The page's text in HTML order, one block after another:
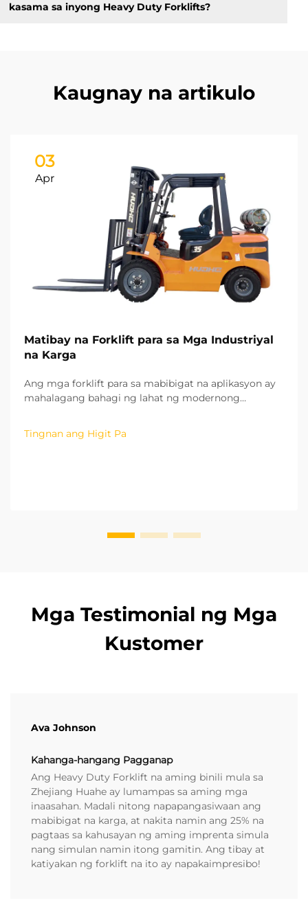
kasama sa inyong Heavy Duty Forklifts?
Kaugnay na artikulo
03
Apr
Matibay na Forklift para sa Mga Industriyal
na Karga
Ang mga forklift para sa mabibigat na aplikasyon ay
mahalagang bahagi ng lahat ng modernong
konstruksyon, pagpapadala, logistics, at malalaking
imbakan. Ginagamit ang mga ganitong uri ng forklift
Tingnan ang Higit Pa
Mga Testimonial ng Mga
Kustomer
Ava Johnson
Kahanga-hangang Pagganap
Ang Heavy Duty Forklift na aming binili mula sa
Zhejiang Huahe ay lumampas sa aming mga
inaasahan. Madali nitong napapangasiwaan ang
mabibigat na karga, at nakita namin ang 25% na
pagtaas sa kahusayan ng aming imprenta simula
nang simulan namin itong gamitin. Ang tibay at
katiyakan ng forklift na ito ay napakaimpresibo!